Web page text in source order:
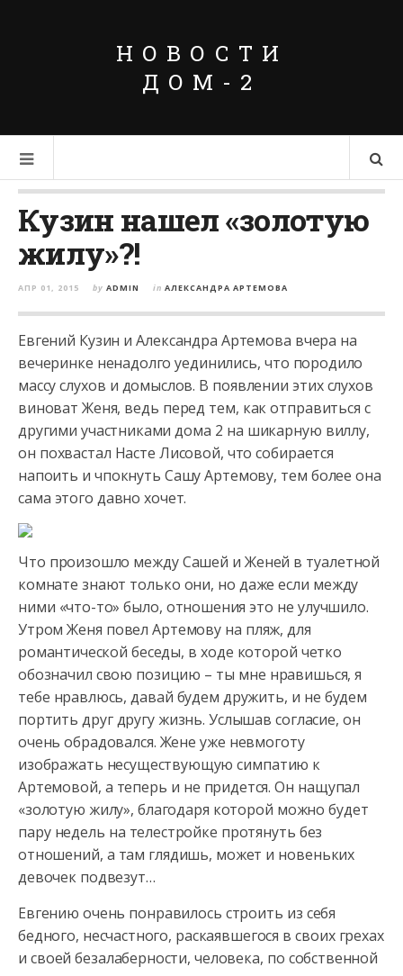
НОВОСТИ
ДОМ-2
Кузин нашел «золотую
жилу»?!
АПР 01, 2015 by ADMIN in АЛЕКСАНДРА АРТЕМОВА
Евгений Кузин и Александра Артемова вчера на
вечеринке ненадолго уединились, что породило
массу слухов и домыслов. В появлении этих слухов
виноват Женя, ведь перед тем, как отправиться с
другими участниками дома 2 на шикарную виллу,
он похвастал Насте Лисовой, что собирается
напоить и чпокнуть Сашу Артемову, тем более она
сама этого давно хочет.
Что произошло между Сашей и Женей в туалетной
комнате знают только они, но даже если между
ними «что-то» было, отношения это не улучшило.
Утром Женя повел Артемову на пляж, для
романтической беседы, в ходе которой четко
обозначил свою позицию – ты мне нравишься, я
тебе нравлюсь, давай будем дружить, и не будем
портить друг другу жизнь. Услышав согласие, он
очень обрадовался. Жене уже невмоготу
изображать несуществующую симпатию к
Артемовой, а теперь и не придется. Он нащупал
«золотую жилу», благодаря которой можно будет
пару недель на телестройке протянуть без
отношений, а там глядишь, может и новеньких
девочек подвезут…
Евгению очень понравилось строить из себя
бедного, несчастного, раскаявшегося в своих грехах
и своей безалаберности, человека, по собственной